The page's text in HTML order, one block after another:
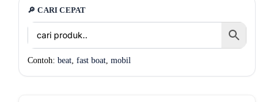
🔎 CARI CEPAT
Contoh: beat fast boat mobil